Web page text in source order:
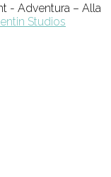
- Adventura – Alla
Studios